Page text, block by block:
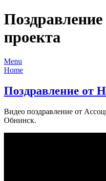
проекта
Menu
Home
Поздравление от
Видео поздравление от
Обнинск.